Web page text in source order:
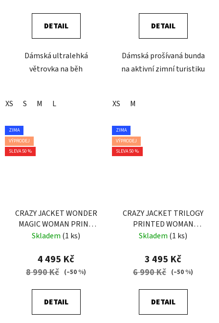
DETAIL
Dámská ultralehká
větrovka na běh
XS S M L
DETAIL
Dámská prošívaná bunda
na aktivní zimní turistiku
XS M
ZIMA
VÝPRODEJ
SLEVA 50 %
CRAZY JACKET WONDER
MAGIC WOMAN PRINT
LEILA BLUE
Skladem (1 ks)
4 495 Kč
8 990 Kč (–50 %)
DETAIL
ZIMA
VÝPRODEJ
SLEVA 50 %
CRAZY JACKET TRILOGY
PRINTED WOMAN
FALLING FLOWER
Skladem (1 ks)
3 495 Kč
6 990 Kč (–50 %)
DETAIL